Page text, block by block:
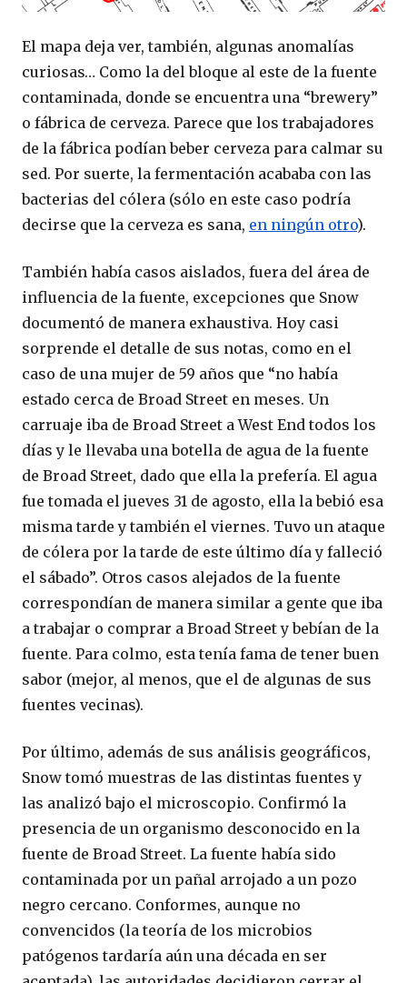
El mapa deja ver, también, algunas anomalías
curiosas… Como la del bloque al este de la fuente
contaminada, donde se encuentra una “brewery”
o fábrica de cerveza. Parece que los trabajadores
de la fábrica podían beber cerveza para calmar su
sed. Por suerte, la fermentación acababa con las
bacterias del cólera (sólo en este caso podría
decirse que la cerveza es sana, en ningún otro).
También había casos aislados, fuera del área de
influencia de la fuente, excepciones que Snow
documentó de manera exhaustiva. Hoy casi
sorprende el detalle de sus notas, como en el
caso de una mujer de 59 años que “no había
estado cerca de Broad Street en meses. Un
carruaje iba de Broad Street a West End todos los
días y le llevaba una botella de agua de la fuente
de Broad Street, dado que ella la prefería. El agua
fue tomada el jueves 31 de agosto, ella la bebió esa
misma tarde y también el viernes. Tuvo un ataque
de cólera por la tarde de este último día y falleció
el sábado”. Otros casos alejados de la fuente
correspondían de manera similar a gente que iba
a trabajar o comprar a Broad Street y bebían de la
fuente. Para colmo, esta tenía fama de tener buen
sabor (mejor, al menos, que el de algunas de sus
fuentes vecinas).
Por último, además de sus análisis geográficos,
Snow tomó muestras de las distintas fuentes y
las analizó bajo el microscopio. Confirmó la
presencia de un organismo desconocido en la
fuente de Broad Street. La fuente había sido
contaminada por un pañal arrojado a un pozo
negro cercano. Conformes, aunque no
convencidos (la teoría de los microbios
patógenos tardaría aún una década en ser